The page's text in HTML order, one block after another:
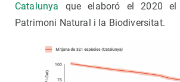
Catalunya que elaboró el 2020 el
Patrimoni Natural i la Biodiversitat.